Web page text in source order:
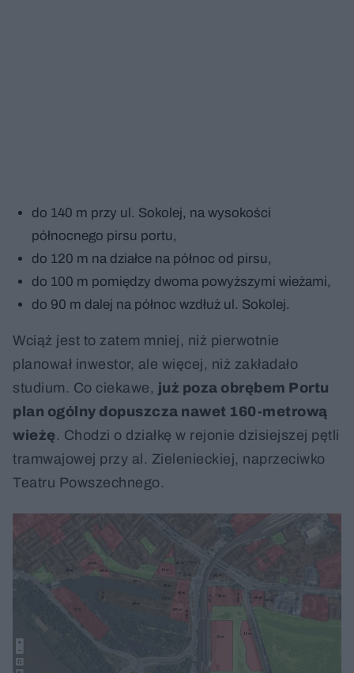
do 140 m przy ul. Sokolej, na wysokości
północnego pirsu portu,
do 120 m na działce na północ od pirsu,
do 100 m pomiędzy dwoma powyższymi wieżami,
do 90 m dalej na północ wzdłuż ul. Sokolej.
Wciąż jest to zatem mniej, niż pierwotnie
planował inwestor, ale więcej, niż zakładało
studium. Co ciekawe, już poza obrębem Portu
plan ogólny dopuszcza nawet 160-metrową
wieżę . Chodzi o działkę w rejonie dzisiejszej pętli
tramwajowej przy al. Zielenieckiej, naprzeciwko
Teatru Powszechnego.